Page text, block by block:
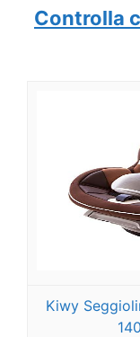
Controlla
Kiwy